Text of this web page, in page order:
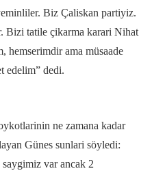
Biz Çaliskan partiyiz.
Bizi tatile çikarma karari Nihat
hemserimdir ama müsaade
edelim” dedi.
ne zamana kadar
Günes sunlari söyledi:
var ancak 2